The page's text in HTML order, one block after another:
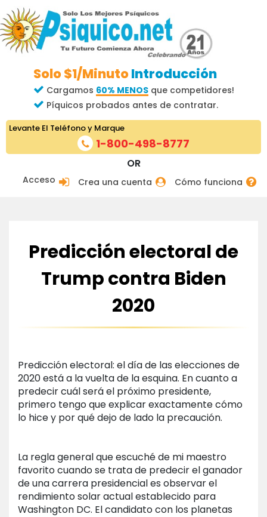
Solo $1/MinutoIntroducción
Cargamos 60% MENOSque competidores!
Píquicos probados antes de contratar.
Acceso Crea una cuenta Cómo funciona
OR
Levante El Teléfono y Marque
1-800-498-8777
Predicción electoral de
Trump contra Biden
2020
Predicción electoral: el día de las elecciones de
2020 está a la vuelta de la esquina. En cuanto a
predecir cuál será el próximo presidente,
primero tengo que explicar exactamente cómo
lo hice y por qué dejo de lado la precaución.
La regla general que escuché de mi maestro
favorito cuando se trata de predecir el ganador
de una carrera presidencial es observar el
rendimiento solar actual establecido para
Washington DC. El candidato con los planetas